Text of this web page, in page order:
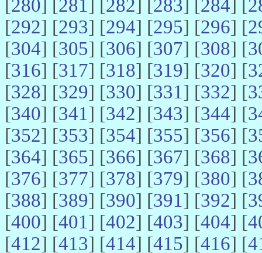
[280] [281] [282] [283] [284] [
[292] [293] [294] [295] [296] [
[304] [305] [306] [307] [308] [
[316] [317] [318] [319] [320] [
[328] [329] [330] [331] [332] [
[340] [341] [342] [343] [344] [
[352] [353] [354] [355] [356] [
[364] [365] [366] [367] [368] [
[376] [377] [378] [379] [380] [
[388] [389] [390] [391] [392] [
[400] [401] [402] [403] [404] [
[412] [413] [414] [415] [416] [